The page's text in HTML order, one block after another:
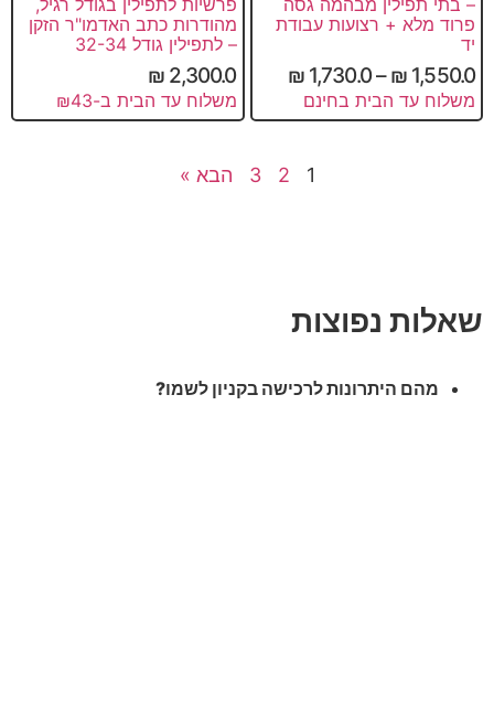
פרוד מלא + רצועות עבודת
יד
1,550.0
₪
–
1,730.0
₪
משלוח עד הבית בחינם
מהודרות כתב האדמו"ר הזקן
– לתפילין גודל 32-34
2,300.0
₪
משלוח עד הבית ב-₪43
1
2
3 הבא »
שאלות נפוצות
מהם היתרונות לרכישה בקניון לשמו?